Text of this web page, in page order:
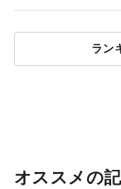
ラン
オススメの